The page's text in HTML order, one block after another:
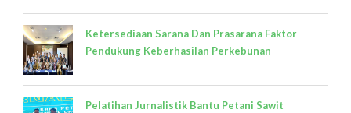
Ketersediaan Sarana Dan Prasarana Faktor
Pendukung Keberhasilan Perkebunan
Pelatihan Jurnalistik Bantu Petani Sawit